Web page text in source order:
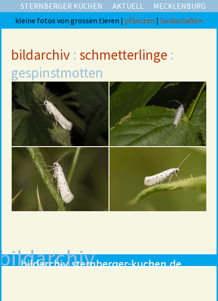
STERNBERGER KUCHEN AKTUELL
MECKLENBURG
kleine fotos von grossen tieren | pflanzen | landschaften
bildarchiv : schmetterlinge :
gespinstmotten